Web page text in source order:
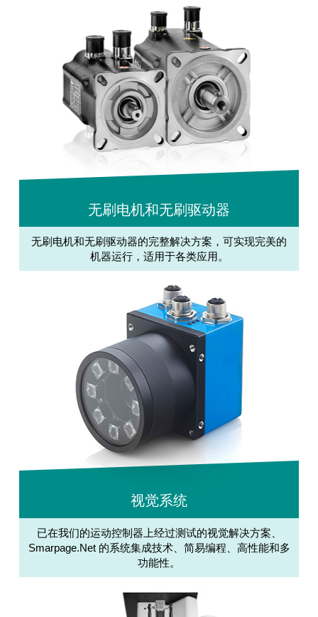
无刷电机和无刷驱动器
无刷电机和无刷驱动器的完整解决方案，可实现完美的
机器运行，适用于各类应用。
视觉系统
已在我们的运动控制器上经过测试的视觉解决方案、
Smarpage.Net 的系统集成技术、简易编程、高性能和多
功能性。